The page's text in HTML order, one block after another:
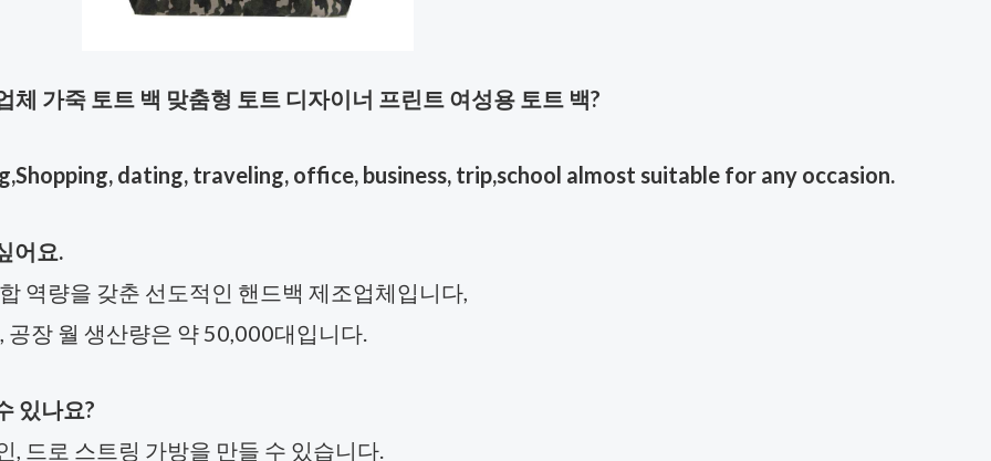
체 가죽 토트 백 맞춤형 토트 디자이너 프린트 여성용 토트 백?
dating, traveling, office, business, trip,school almost suitable for any occasion.
어요.
역량을 갖춘 선도적인 핸드백 제조업체입니다,
장 월 생산량은 약 50,000대입니다.
있나요?
, 드로 스트링 가방을 만들 수 있습니다.